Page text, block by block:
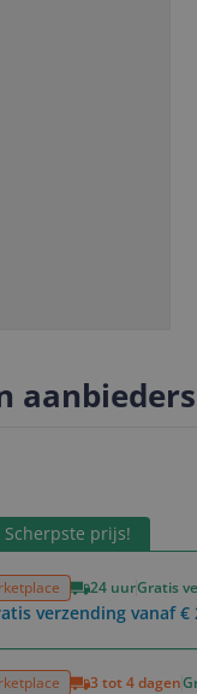
aanbieders
prijs!
24 uurGratis
verzending vanaf
3 tot 4 dagen